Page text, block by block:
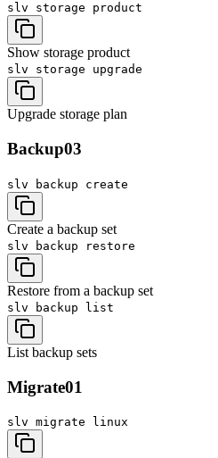
slv storage product
Show storage product
slv storage upgrade
Upgrade storage plan
Backup03
slv backup create
Create a backup set
slv backup restore
Restore from a backup set
slv backup list
List backup sets
Migrate01
slv migrate linux